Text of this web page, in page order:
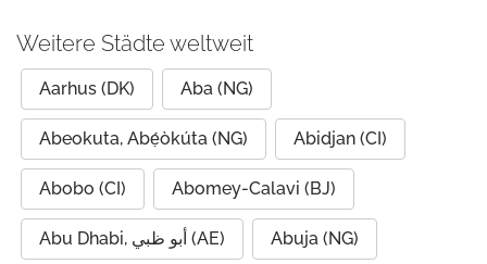
Weitere Städte weltweit
Aarhus (DK) Aba (NG)
Abeokuta, Abẹ́òkúta (NG) Abidjan (CI)
Abobo (CI) Abomey-Calavi (BJ)
Abu Dhabi, أبو ظبي (AE) Abuja (NG)